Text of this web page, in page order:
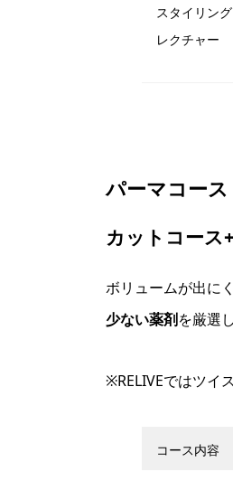
スタイリング
レクチャー
パーマコース
カットコース
ボリュームが出に
少ない薬剤を厳選
※RELIVEではツイ
コース内容